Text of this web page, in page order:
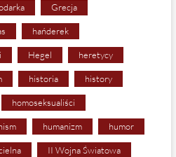
Grecja
hańderek
Hegel heretycy
historia history
homoseksualiści
humanizm humor
II Wojna Światowa